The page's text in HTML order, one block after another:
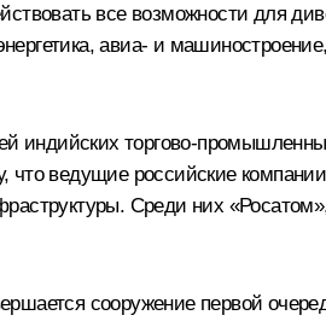
все возможности для
авиа- и
индийских торгово-
ведущие российские компании
Среди них
сооружение первой